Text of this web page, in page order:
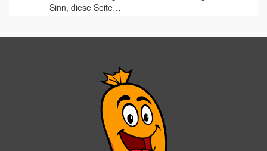
Sinn, diese Seite…